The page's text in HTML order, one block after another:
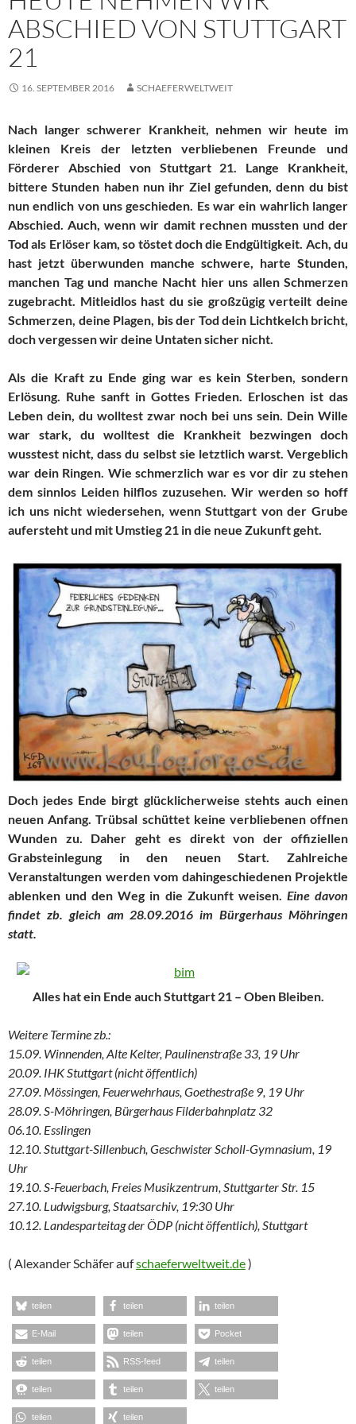
ABSCHIED VON STUTTGART
21
16. SEPTEMBER 2016 SCHAEFERWELTWEIT
Nach langer schwerer Krankheit, nehmen wir heute im
kleinen Kreis der letzten verbliebenen Freunde und
Förderer Abschied von Stuttgart 21. Lange Krankheit,
bittere Stunden haben nun ihr Ziel gefunden, denn du bist
nun endlich von uns geschieden. Es war ein wahrlich langer
Abschied. Auch, wenn wir damit rechnen mussten und der
Tod als Erlöser kam, so töstet doch die Endgültigkeit. Ach, du
hast jetzt überwunden manche schwere, harte Stunden,
manchen Tag und manche Nacht hier uns allen Schmerzen
zugebracht. Mitleidlos hast du sie großzügig verteilt deine
Schmerzen, deine Plagen, bis der Tod dein Lichtkelch bricht,
doch vergessen wir deine Untaten sicher nicht.
Als die Kraft zu Ende ging war es kein Sterben, sondern
Erlösung. Ruhe sanft in Gottes Frieden. Erloschen ist das
Leben dein, du wolltest zwar noch bei uns sein. Dein Wille
war stark, du wolltest die Krankheit bezwingen doch
wusstest nicht, dass du selbst sie letztlich warst. Vergeblich
war dein Ringen. Wie schmerzlich war es vor dir zu stehen
dem sinnlos Leiden hilflos zuzusehen. Wir werden so hoff
ich uns nicht wiedersehen, wenn Stuttgart von der Grube
aufersteht und mit Umstieg 21 in die neue Zukunft geht.
Doch jedes Ende birgt glücklicherweise stehts auch einen
neuen Anfang. Trübsal schüttet keine verbliebenen offnen
Wunden zu. Daher geht es direkt von der offiziellen
Grabsteinlegung in den neuen Start. Zahlreiche
Veranstaltungen werden vom dahingeschiedenen Projektle
ablenken und den Weg in die Zukunft weisen. Eine davon
findet zb. gleich am 28.09.2016 im Bürgerhaus Möhringen
statt.
Alles hat ein Ende auch Stuttgart 21 – Oben Bleiben.
Weitere Termine zb.:
15.09. Winnenden, Alte Kelter, Paulinenstraße 33, 19 Uhr
20.09. IHK Stuttgart (nicht öffentlich)
27.09. Mössingen, Feuerwehrhaus, Goethestraße 9, 19 Uhr
28.09. S-Möhringen, Bürgerhaus Filderbahnplatz 32
06.10. Esslingen
12.10. Stuttgart-Sillenbuch, Geschwister Scholl-Gymnasium, 19
Uhr
19.10. S-Feuerbach, Freies Musikzentrum, Stuttgarter Str. 15
27.10. Ludwigsburg, Staatsarchiv, 19:30 Uhr
10.12. Landesparteitag der ÖDP (nicht öffentlich), Stuttgart
( Alexander Schäfer aufschaeferweltweit.de)
teilen teilen teilen
E-Mail teilen Pocket
teilen RSS-feed teilen
teilen teilen teilen
teilen teilen